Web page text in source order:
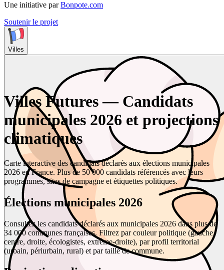
Une initiative par Bonpote.com
Soutenir le projet
Villes
Villes Futures — Candidats
municipales 2026 et projections
climatiques
Carte interactive des candidats déclarés aux élections municipales
2026 en France. Plus de 50 000 candidats référencés avec leurs
programmes, sites de campagne et étiquettes politiques.
Élections municipales 2026
Consultez les candidats déclarés aux municipales 2026 dans plus de
34 000 communes françaises. Filtrez par couleur politique (gauche,
centre, droite, écologistes, extrême-droite), par profil territorial
(urbain, périurbain, rural) et par taille de commune.